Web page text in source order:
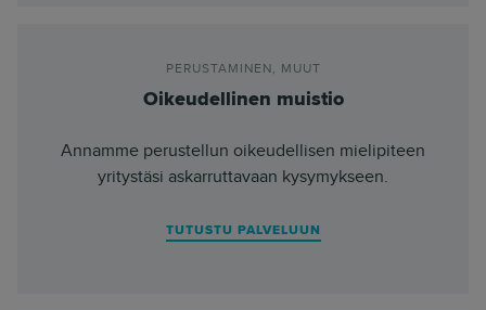
PERUSTAMINEN, MUUT
Oikeudellinen muistio
Annamme perustellun oikeudellisen mielipiteen
yritystäsi askarruttavaan kysymykseen.
TUTUSTU PALVELUUN